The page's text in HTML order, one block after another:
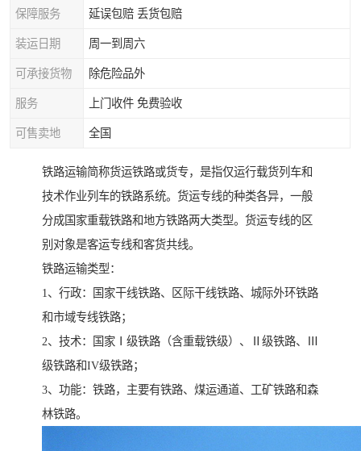
保障服务 延误包赔 丢货包赔
装运日期 周一到周六
可承接货物 除危险品外
服务 上门收件 免费验收
可售卖地 全国
铁路运输简称货运铁路或货专，是指仅运行载货列车和
技术作业列车的铁路系统。货运专线的种类各异，一般
分成国家重载铁路和地方铁路两大类型。货运专线的区
别对象是客运专线和客货共线。
铁路运输类型：
1、行政：国家干线铁路、区际干线铁路、城际外环铁路
和市域专线铁路；
2、技术：国家Ⅰ级铁路（含重载铁级）、Ⅱ级铁路、Ⅲ
级铁路和IV级铁路；
3、功能：铁路，主要有铁路、煤运通道、工矿铁路和森
林铁路。